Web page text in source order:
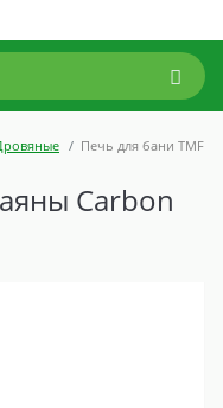
Печь для бани TMF
Carbon